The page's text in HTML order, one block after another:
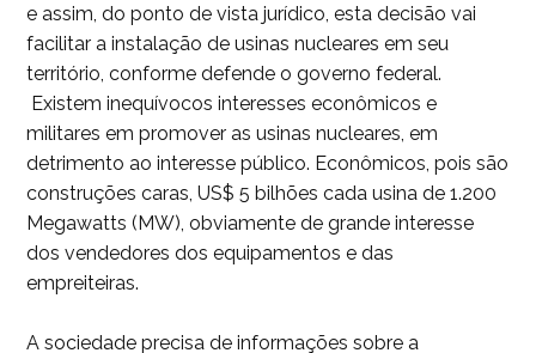
e assim, do ponto de vista jurídico, esta decisão vai
facilitar a instalação de usinas nucleares em seu
território, conforme defende o governo federal.
Existem inequívocos interesses econômicos e
militares em promover as usinas nucleares, em
detrimento ao interesse público. Econômicos, pois são
construções caras, US$ 5 bilhões cada usina de 1.200
Megawatts (MW), obviamente de grande interesse
dos vendedores dos equipamentos e das
empreiteiras.
A sociedade precisa de informações sobre a